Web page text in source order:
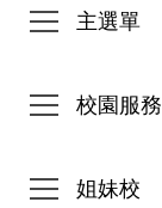
主選單
校園服務
姐妹校